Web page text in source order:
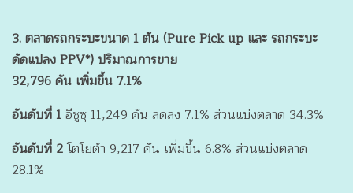
3. ตลาดรถกระบะขนาด 1 ตัน (Pure Pick up และ รถกระบะ
ดัดแปลง PPV*) ปริมาณการขาย
32,796 คัน เพิ่มขึ้น 7.1%
อันดับที่ 1อีซูซุ 11,249 คัน ลดลง 7.1% ส่วนแบ่งตลาด 34.3%
อันดับที่ 2โตโยต้า 9,217 คัน เพิ่มขึ้น 6.8% ส่วนแบ่งตลาด
28.1%